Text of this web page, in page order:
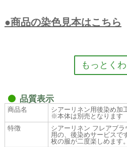
●商品の染色見本はこちら
品質表示
商品名
シアーリネン用後染め加
※本体は別売となります
特徴
シアーリネン フレアブ
用の、後染めサービスで
枚の服が二度楽しめます。